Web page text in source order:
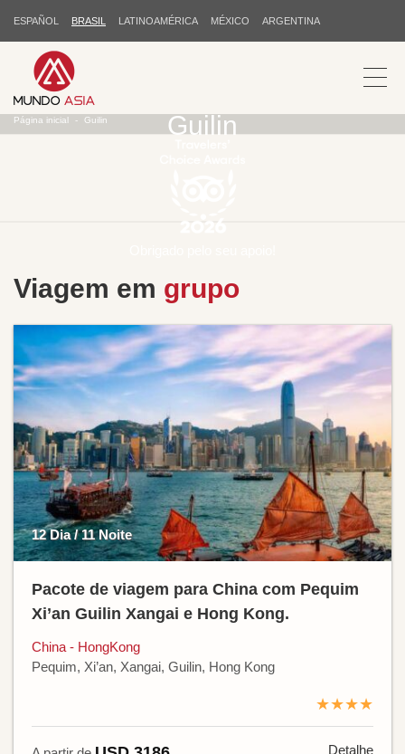
ESPAÑOL BRASIL LATINOAMÉRICA MÉXICO ARGENTINA
Guilin
Página inicial Guilin
Viagem em grupo
12 Dia / 11 Noite
Pacote de viagem para China com Pequim
Xi’an Guilin Xangai e Hong Kong.
China - HongKong
Pequim, Xi’an, Xangai, Guilin, Hong Kong
★★★★
Detalhe